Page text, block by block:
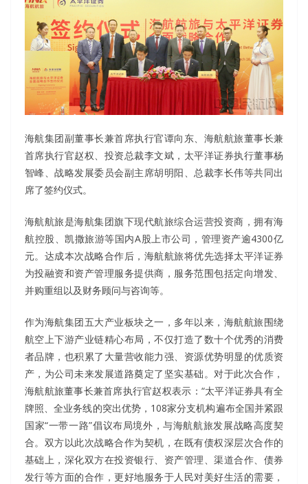
海航集团副董事长兼首席执行官谭向东、海航航旅董事长兼
首席执行官赵权、投资总裁李文斌，太平洋证券执行董事杨
智峰、战略发展委员会副主席胡明阳、总裁李长伟等共同出
席了签约仪式。
海航航旅是海航集团旗下现代航旅综合运营投资商，拥有海
航控股、凯撒旅游等国内A股上市公司，管理资产逾4300亿
元。达成本次战略合作后，海航航旅将优先选择太平洋证券
为投融资和资产管理服务提供商，服务范围包括定向增发、
并购重组以及财务顾问与咨询等。
作为海航集团五大产业板块之一，多年以来，海航航旅围绕
航空上下游产业链精心布局，不仅打造了数十个优秀的消费
者品牌，也积累了大量营收能力强、资源优势明显的优质资
产，为公司未来发展道路奠定了坚实基础。对于此次合作，
海航航旅董事长兼首席执行官赵权表示：“太平洋证券具有全
牌照、全业务线的突出优势，108家分支机构遍布全国并紧跟
国家“一带一路”倡议布局境外，与海航航旅发展战略高度契
合。双方以此次战略合作为契机，在既有债权深层次合作的
基础上，深化双方在投资银行、资产管理、渠道合作、债券
发行等方面的合作，更好地服务于人民对美好生活的需要，